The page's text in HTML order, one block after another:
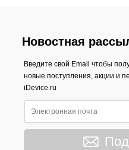
Новостная
Введите свой Email чтобы
новые поступления, акции и
iDevice.ru